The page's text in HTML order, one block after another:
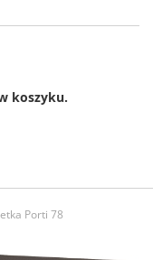
koszyku.
Porti 78